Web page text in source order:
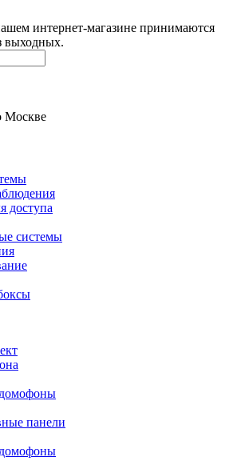
интернет-магазине принимаются
выходных.
Москве
доступа
системы
панели